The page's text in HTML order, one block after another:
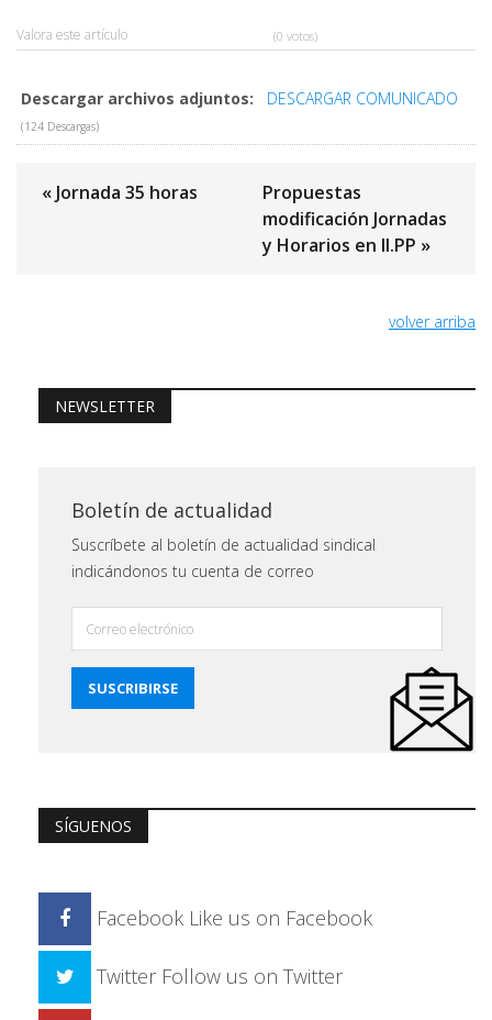
Valora este artículo (0 votos)
Descargar archivos adjuntos: DESCARGAR COMUNICADO
(124 Descargas)
« Jornada 35 horas
Propuestas
modificación Jornadas
y Horarios en II.PP »
volver arriba
NEWSLETTER
Boletín de actualidad
Suscríbete al boletín de actualidad sindical
indicándonos tu cuenta de correo
SÍGUENOS
Facebook Like us on Facebook
Twitter Follow us on Twitter